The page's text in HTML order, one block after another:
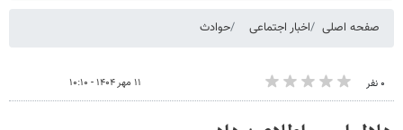
صفحه اصلی اخبار اجتماعی حوادث
۰ نفر ۱۱ مهر ۱۴۰۴ - ۱۰:۱۰